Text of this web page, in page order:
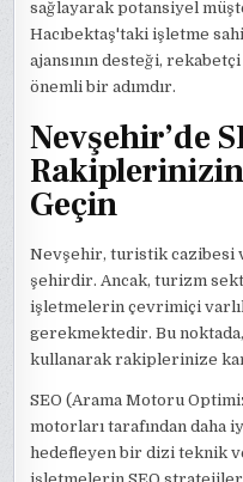
sağlayarak potansiyel
Hacıbektaş'taki işletme
ajansının desteği,
önemli bir adımdır.
Nevşehir’de
Geçin
Nevşehir, turistik cazibesi
şehirdir. Ancak, turizm
işletmelerin çevrimiçi
gerekmektedir. Bu
kullanarak rakiplerinize
SEO (Arama Motoru
motorları tarafından daha
hedefleyen bir dizi teknik